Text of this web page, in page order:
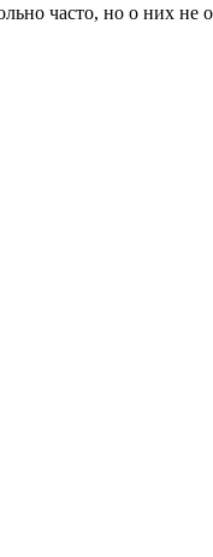
часто, но о них не